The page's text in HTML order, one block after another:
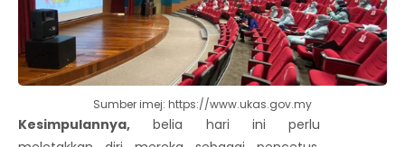
Sumber imej: https://www.ukas.gov.my
Kesimpulannya, belia hari ini perlu